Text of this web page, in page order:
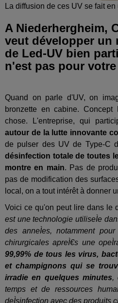
La diffusion de ces UV se fait
A Niederhergheim,
veut développer un
de Led-UV bien
n'est pas pour votre
Quand on parle d'UV, on
bronzette en cabine.
chose. L'entreprise, qui
autour de la lutte innovante
de pulser des UV de Type-C
désinfection totale de toutes
montre en main. Pas de
pas de modification des
local, on a tout intérêt à donner
Voici ce qu'on peut lire dans le
est une technologie utiliseÌe
des anneÌes, notamment
chirurgicales apreÌ€s une
99,99% de tous les virus,
et champignons qui se
irradie en quelques minutes,
temps et de ressources
deÌsinfection avec des produits